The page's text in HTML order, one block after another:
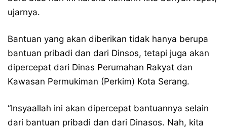
ujarnya.
Bantuan yang akan diberikan tidak hanya berupa
bantuan pribadi dan dari Dinsos, tetapi juga akan
dipercepat dari Dinas Perumahan Rakyat dan
Kawasan Permukiman (Perkim) Kota Serang.
“Insyaallah ini akan dipercepat bantuannya selain
dari bantuan pribadi dan dari Dinasos. Nah, kita